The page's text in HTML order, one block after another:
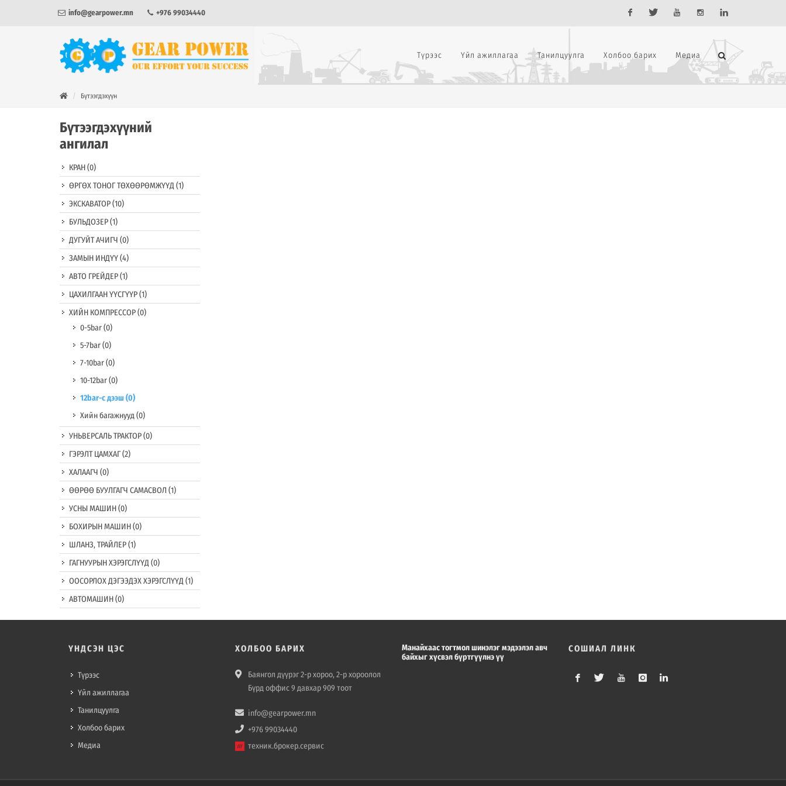
info@gearpower.mn +976 99034440
InstagramLinkedin
Түрээс Үйл ажиллагаа Танилцуулга Холбоо барих Медиа
Бүтээгдэхүүн
Бүтээгдэхүүний
ангилал
КРАН(0)
ӨРГӨХ ТОНОГ ТӨХӨӨРӨМЖҮҮД(1)
ЭКСКАВАТОР(10)
БУЛЬДОЗЕР(1)
ДУГУЙТ АЧИГЧ (0)
ЗАМЫН ИНДҮҮ(4)
АВТО ГРЕЙДЕР(1)
ЦАХИЛГААН ҮҮСГҮҮР(1)
ХИЙН КОМПРЕССОР(0)
0-5bar(0)
5-7bar(0)
7-10bar(0)
10-12bar(0)
12bar-c дээш(0)
Хийн багажнууд(0)
УНЬВЕРСАЛЬ ТРАКТОР(0)
ГЭРЭЛТ ЦАМХАГ(2)
ХАЛААГЧ (0)
ӨӨРӨӨ БУУЛГАГЧ САМАСВОЛ (1)
УСНЫ МАШИН(0)
БОХИРЫН МАШИН(0)
ШЛАНЗ, ТРАЙЛЕР(1)
ГАГНУУРЫН ХЭРЭГСЛҮҮД(0)
ООСОРЛОХ ДЭГЭЭДЭХ ХЭРЭГСЛҮҮД(1)
АВТОМАШИН(0)
ҮНДСЭН ЦЭС
Түрээс
Үйл ажиллагаа
Танилцуулга
Холбоо барих
Медиа
ХОЛБОО БАРИХ
Баянгол дүүрэг 2-р хороо, 2-р хороолол
Бүрд оффис 9 давхар 909 тоот
info@gearpower.mn
+976 99034440
техник.брокер.сервис
Манайхаас тогтмол шинэлэг мэдээлэл авч
байхыг хүсвэл бүртгүүлнэ үү
СОШИАЛ ЛИНК